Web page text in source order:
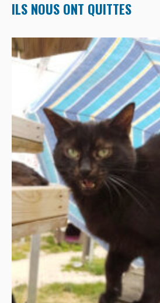
ILS NOUS ONT QUITTES